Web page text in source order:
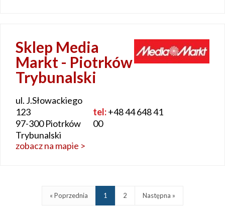
Sklep Media
Markt - Piotrków
Trybunalski
ul. J.Słowackiego
123
97-300 Piotrków
Trybunalski
tel:+48 44 648 41
00
zobacz na mapie >
« Poprzednia 1 2 Następna »